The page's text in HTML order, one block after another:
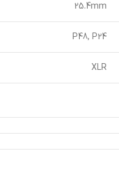
25.4mm
P48, P24
XLR